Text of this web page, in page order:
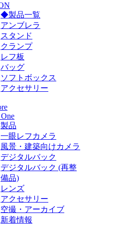
◆製品一覧
アンブレラ
スタンド
クランプ
レフ板
バッグ
ソフトボックス
アクセサリー
One
製品
一眼レフカメラ
風景・建築向けカメラ
デジタルバック
デジタルバック (再整
備品)
レンズ
アクセサリー
空撮・アーカイブ
新着情報